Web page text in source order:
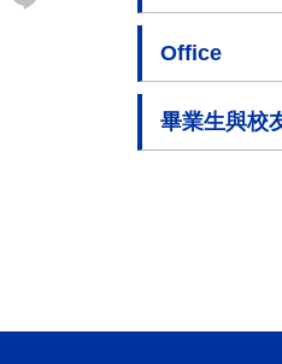
Office
畢業生與校